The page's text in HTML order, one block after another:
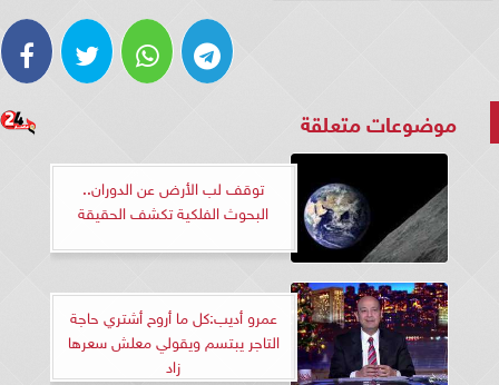
موضوعات متعلقة
توقف لب الأرض عن الدوران..
البحوث الفلكية تكشف الحقيقة
عمرو أديب:كل ما أروح أشتري حاجة
التاجر يبتسم ويقولي معلش سعرها
زاد